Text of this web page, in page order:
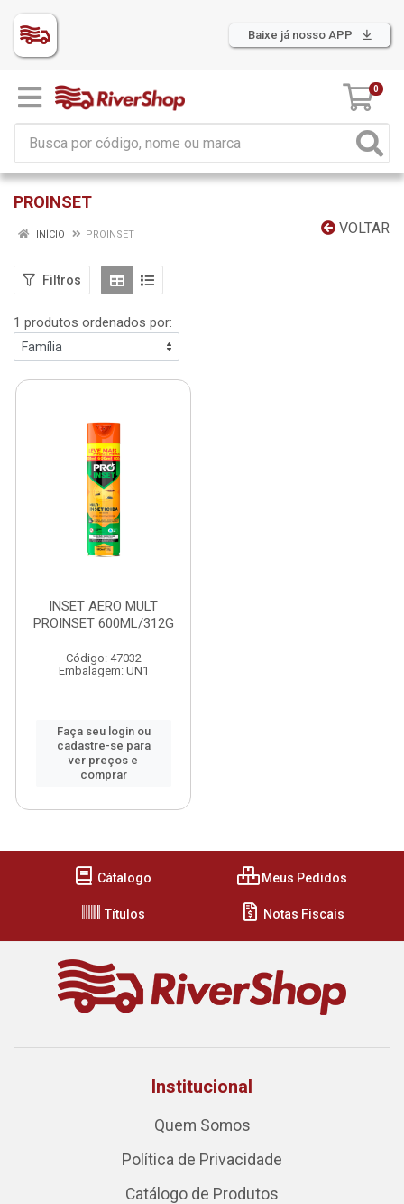
Baixe já nosso APP
0
PROINSET
VOLTAR
INÍCIO PROINSET
Filtros
1 produtos ordenados por:
INSET AERO MULT
PROINSET 600ML/312G
Código: 47032
Embalagem: UN1
Faça seu login ou
cadastre-se para
ver preços e
comprar
Cátalogo Meus Pedidos
Títulos Notas Fiscais
Institucional
Quem Somos
Política de Privacidade
Catálogo de Produtos